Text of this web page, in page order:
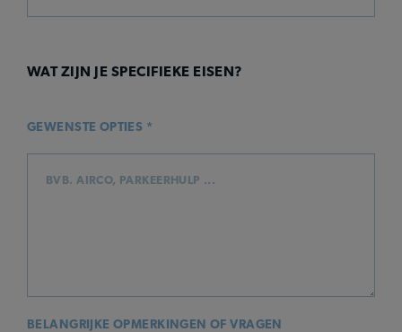
WAT ZIJN JE SPECIFIEKE EISEN?
GEWENSTE OPTIES *
BELANGRIJKE OPMERKINGEN OF VRAGEN